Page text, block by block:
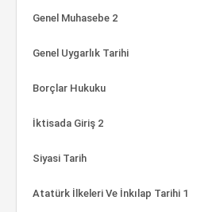
Genel Muhasebe 2
Genel Uygarlık Tarihi
Borçlar Hukuku
İktisada Giriş 2
Siyasi Tarih
Atatürk İlkeleri Ve İnkılap Tarihi 1